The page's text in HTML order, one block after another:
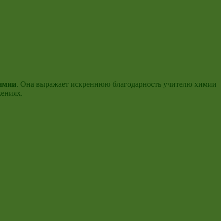
. Она выражает искреннюю благодарность учителю химии